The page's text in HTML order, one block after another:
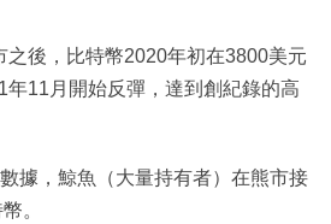
之後，比特幣2020年初在3800美元
年11月開始反彈，達到創紀錄的高
據，鯨魚（大量持有者）在熊市接
。